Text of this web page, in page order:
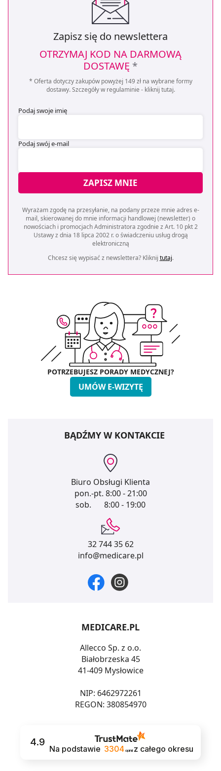
Zapisz się do newslettera
OTRZYMAJ KOD NA DARMOWĄ
DOSTAWĘ *
* Oferta dotyczy zakupów powyżej 149 zł na wybrane formy
dostawy. Szczegóły w regulaminie - kliknij tutaj.
Podaj swoje imię
Podaj swój e-mail
ZAPISZ MNIE
Wyrażam zgodę na przesyłanie, na podany przeze mnie adres e-
mail, skierowanej do mnie informacji handlowej (newsletter) o
nowościach i promocjach Administratora zgodnie z Art. 10 pkt 2
Ustawy z dnia 18 lipca 2002 r. o świadczeniu usług drogą
elektroniczną
Chcesz się wypisać z newslettera? Kliknij tutaj.
POTRZEBUJESZ PORADY MEDYCZNEJ?
UMÓW E-WIZYTĘ
BĄDŹMY W KONTAKCIE
Biuro Obsługi Klienta
pon.-pt. 8:00 - 21:00
sob.
8:00 - 19:00
32 744 35 62
info@medicare.pl
MEDICARE.PL
Allecco Sp. z o.o.
Białobrzeska 45
41-409 Mysłowice
NIP: 6462972261
REGON: 380854970
4.9
Na podstawie 3304 opinii z całego okresu